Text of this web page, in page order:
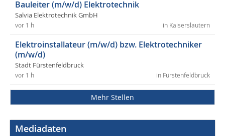
Bauleiter (m/w/d) Elektrotechnik
Salvia Elektrotechnik GmbH
in Kaiserslautern
vor 1 h
Elektroinstallateur (m/w/d) bzw. Elektrotechniker
(m/w/d)
Stadt Fürstenfeldbruck
in Fürstenfeldbruck
vor 1 h
Mehr Stellen
Mediadaten